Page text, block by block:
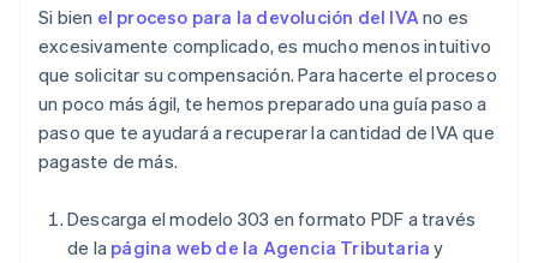
Si bien el proceso para la devolución del IVAno es
excesivamente complicado, es mucho menos intuitivo
que solicitar su compensación. Para hacerte el proceso
un poco más ágil, te hemos preparado una guía paso a
paso que te ayudará a recuperar la cantidad de IVA que
pagaste de más.
Descarga el modelo 303 en formato PDF a través
de la página web de la Agencia Tributaria y